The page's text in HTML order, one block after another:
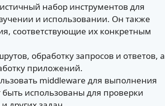
набор инструментов для
и использовании. Он также
соответствующие их конкретным
обработку запросов и ответов, а
приложений.
middleware для выполнения
использованы для проверки